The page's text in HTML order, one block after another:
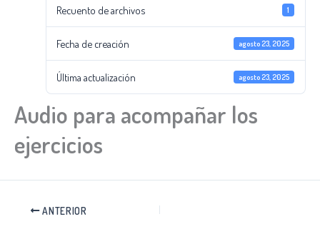
Recuento de archivos 1
Fecha de creación agosto 23, 2025
Última actualización agosto 23, 2025
Audio para acompañar los
ejercicios
ANTERIOR